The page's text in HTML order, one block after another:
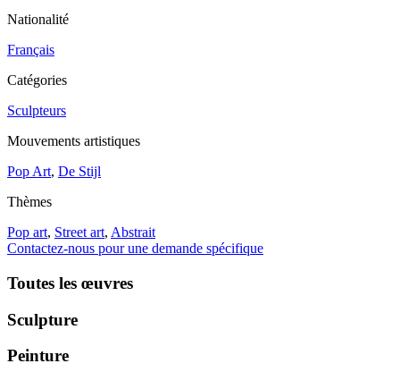
Nationalité
Français
Catégories
Sculpteurs
Mouvements artistiques
Pop Art, De Stijl
Thèmes
Pop art, Street art, Abstrait
Contactez-nous pour une demande spécifique
Toutes les œuvres
Sculpture
Peinture